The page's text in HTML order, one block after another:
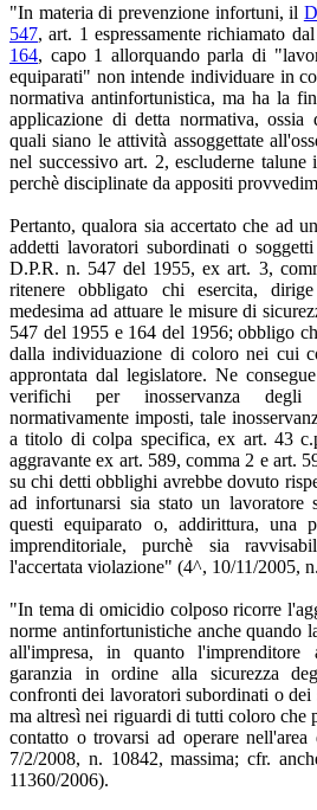
"In materia di prevenzione infortuni, il
547, art. 1 espressamente richiamato dal
164, capo 1 allorquando parla di
equiparati" non intende individuare in
normativa antinfortunistica, ma ha la
applicazione di detta normativa,
quali siano le attività assoggettate
nel successivo art. 2, escluderne
perchè disciplinate da appositi
Pertanto, qualora sia accertato che ad
addetti lavoratori subordinati o
D.P.R. n. 547 del 1955, ex art. 3,
ritenere obbligato chi esercita,
medesima ad attuare le misure di
547 del 1955 e 164 del 1956; obbligo
dalla individuazione di coloro nei cui
approntata dal legislatore. Ne
verifichi per inosservanza
normativamente imposti, tale
a titolo di colpa specifica, ex art. 43
aggravante ex art. 589, comma 2 e art.
su chi detti obblighi avrebbe dovuto
ad infortunarsi sia stato un lavoratore
questi equiparato o, addirittura, una
imprenditoriale, purchè sia
l'accertata violazione" (4^, 10/11/2005,
"In tema di omicidio colposo ricorre
norme antinfortunistiche anche quando
all'impresa, in quanto l'imprenditore
garanzia in ordine alla sicurezza
confronti dei lavoratori subordinati o dei
ma altresì nei riguardi di tutti coloro che
contatto o trovarsi ad operare
7/2/2008, n. 10842, massima; cfr.
11360/2006).